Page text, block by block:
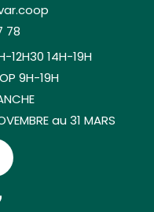
78
12H30 14H-19H
9H-19H
au 31 MARS